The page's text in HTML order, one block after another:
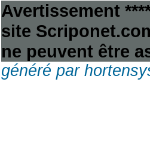
Avertissement
site
ne peuvent être
généré par